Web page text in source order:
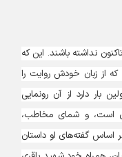
نداشته باشند. این که
از زبان خودش روایت را
دارد از آن رونمایی
است، و شمای مخاطب،
اساس گفته‌های او داستان